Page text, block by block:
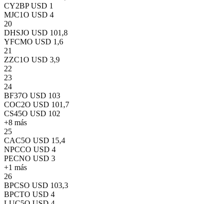
CY2BP USD 1
MJC1O USD 4
20
DHSJO USD 101,8
YFCMO USD 1,6
21
ZZC1O USD 3,9
22
23
24
BF37O USD 103
COC2O USD 101,7
CS45O USD 102
+8 más
25
CAC5O USD 15,4
NPCCO USD 4
PECNO USD 3
+1 más
26
BPCSO USD 103,3
BPCTO USD 4